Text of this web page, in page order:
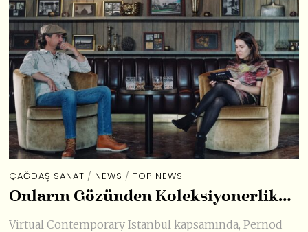
ÇAĞDAŞ SANAT / NEWS / TOP NEWS
Onların Gözünden Koleksiyonerlik…
Virtual Contemporary Istanbul kapsamında, Pernod